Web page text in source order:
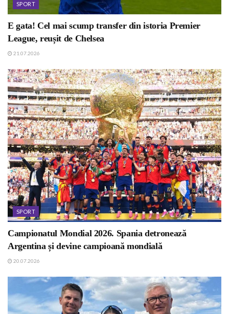
SPORT
E gata! Cel mai scump transfer din istoria Premier
League, reușit de Chelsea
21.07.2026
SPORT
Campionatul Mondial 2026. Spania detronează
Argentina și devine campioană mondială
20.07.2026